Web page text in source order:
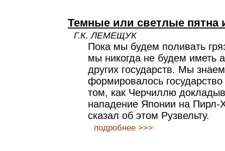
Темные или светлые пятна
Г.К. ЛЕМЕЩУК
Пока мы будем поливать
мы никогда не будем иметь
других государств. Мы
формировалось
том, как Черчиллю
нападение Японии на Пирл-
сказал об этом Рузвельту.
подробнее >>>